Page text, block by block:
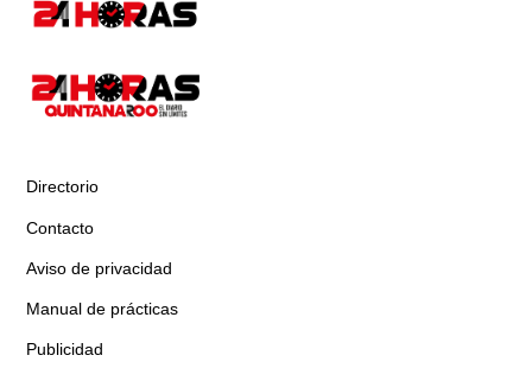
Directorio
Contacto
Aviso de privacidad
Manual de prácticas
Publicidad